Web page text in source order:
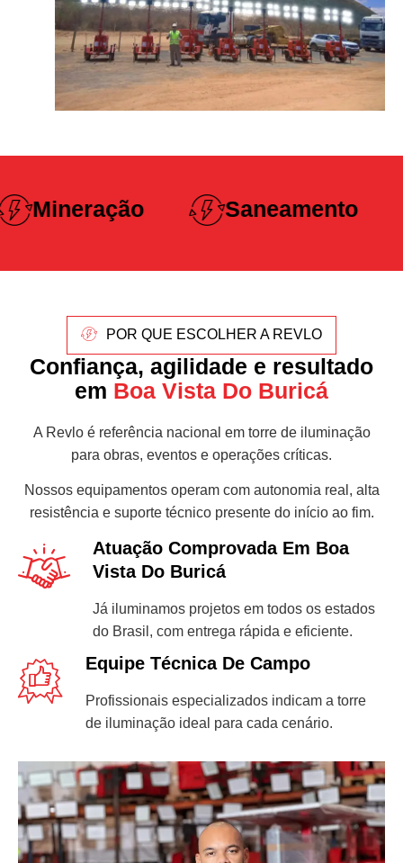
Saneamento
Construção
Pesada
POR QUE ESCOLHER A REVLO
Confiança, agilidade e resultado
em Boa Vista Do Buricá
A Revlo é referência nacional em torre de iluminação
para obras, eventos e operações críticas.
Nossos equipamentos operam com autonomia real, alta
resistência e suporte técnico presente do início ao fim.
Atuação Comprovada Em Boa
Vista Do Buricá
Já iluminamos projetos em todos os estados
do Brasil, com entrega rápida e eficiente.
Equipe Técnica De Campo
Profissionais especializados indicam a torre
de iluminação ideal para cada cenário.